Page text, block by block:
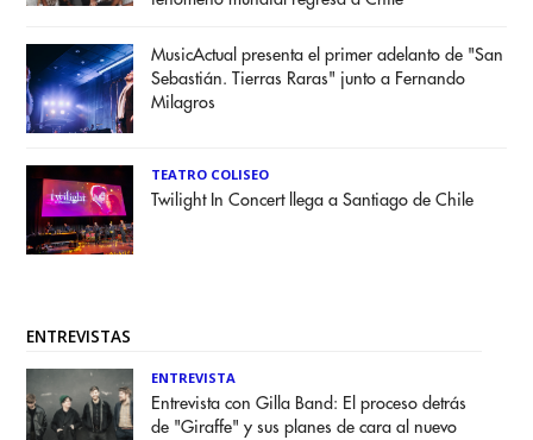
MusicActual presenta el primer adelanto de "San
Sebastián. Tierras Raras" junto a Fernando
Milagros
TEATRO COLISEO
Twilight In Concert llega a Santiago de Chile
ENTREVISTAS
ENTREVISTA
Entrevista con Gilla Band: El proceso detrás
de "Giraffe" y sus planes de cara al nuevo